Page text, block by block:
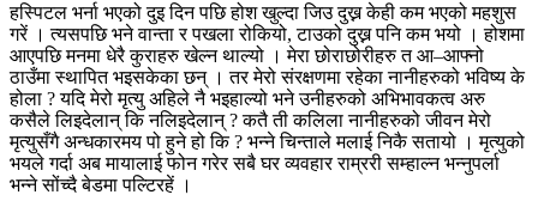
हस्पिटल भर्ना भएको दुइ दिन पछि होश खुल्दा जिउ दुख्न केही कम भएको महशुस
गरें । त्यसपछि भने वान्ता र पखला रोकियो, टाउको दुख्न पनि कम भयो । होशमा
आएपछि मनमा धेरै कुराहरु खेल्न थाल्यो । मेरा छोराछोरीहरु त आ–आफ्नो
ठाउँमा स्थापित भइसकेका छन् । तर मेरो संरक्षणमा रहेका नानीहरुको भविष्य के
होला ? यदि मेरो मृत्यु अहिले नै भइहाल्यो भने उनीहरुको अभिभावकत्व अरु
कसैले लिइदेलान् कि नलिइदेलान् ? कतै ती कलिला नानीहरुको जीवन मेरो
मृत्युसँगै अन्धकारमय पो हुने हो कि ? भन्ने चिन्ताले मलाई निकै सतायो । मृत्युको
भयले गर्दा अब मायालाई फोन गरेर सबै घर व्यवहार राम्ररी सम्हाल्न भन्नुपर्ला
भन्ने सोंच्दै बेडमा पल्टिरहें ।